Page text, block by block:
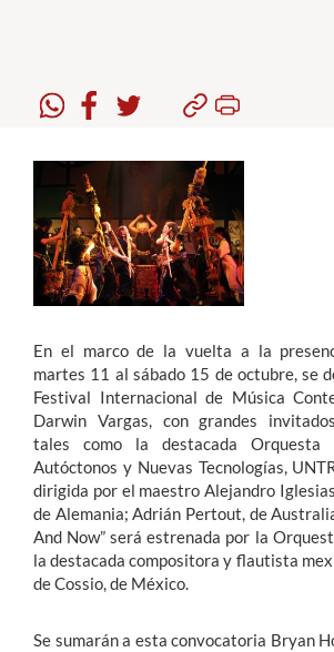
Formación Continua
Estudiantes
Académicos
Funcionarios
English
En el marco de la vuelta a la
martes 11 al sábado 15 de octubre, se
Festival Internacional de Música
Darwin Vargas, con grandes
tales como la destacada Orquesta
Autóctonos y Nuevas Tecnologías,
dirigida por el maestro Alejandro
de Alemania; Adrián Pertout, de
And Now” será estrenada por la
la destacada compositora y flautista
de Cossio, de México.
Se sumarán a esta convocatoria Bryan